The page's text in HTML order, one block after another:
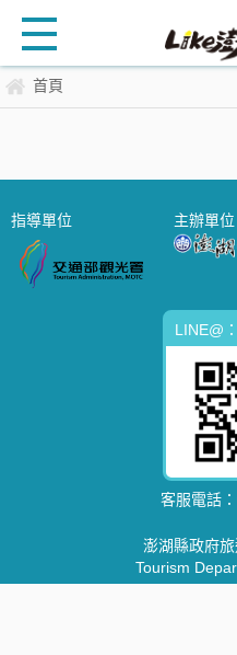
首頁
指導單位 主辦單位
LINE@
客服電話：
澎湖縣政府
Tourism